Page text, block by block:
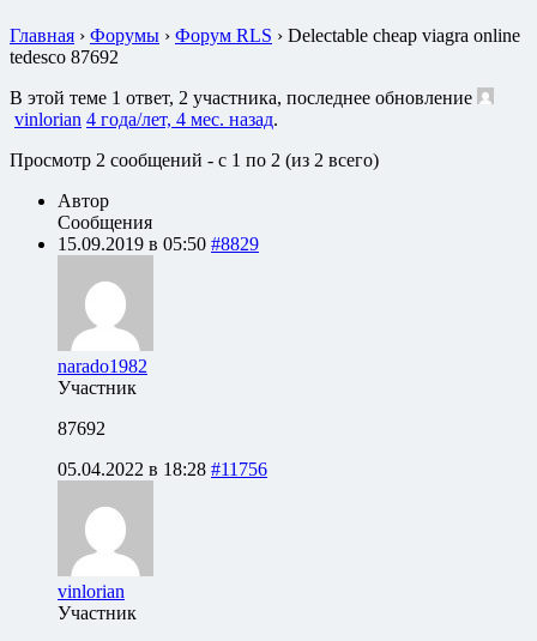
Главная › Форумы › Форум RLS › Delectable cheap viagra online
tedesco 87692
В этой теме 1 ответ, 2 участника, последнее обновление
vinlorian 4 года/лет, 4 мес. назад.
Просмотр 2 сообщений - с 1 по 2 (из 2 всего)
Автор
Сообщения
15.09.2019 в 05:50 #8829
narado1982
Участник
87692
05.04.2022 в 18:28 #11756
vinlorian
Участник